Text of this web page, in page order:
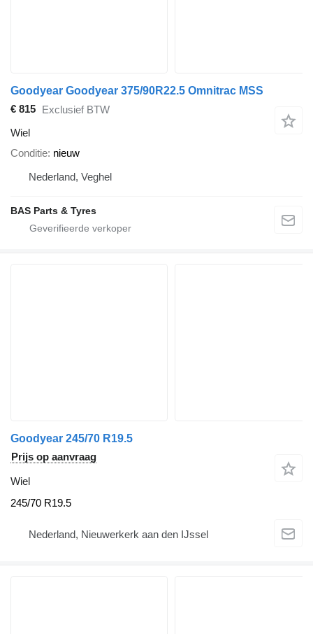
Goodyear Goodyear 375/90R22.5 Omnitrac MSS
€ 815 Exclusief BTW
Wiel
Conditie nieuw
Nederland, Veghel
BAS Parts & Tyres
Goodyear 245/70 R19.5
Prijs op aanvraag
Wiel
245/70 R19.5
Nederland, Nieuwerkerk aan den IJssel